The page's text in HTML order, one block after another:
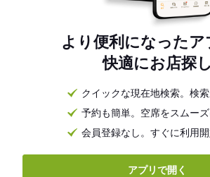
より便利になったア
快適にお店探し
クイックな現在地検索。検
予約も簡単。空席をスムー
会員登録なし。すぐに利用
アプリで開く